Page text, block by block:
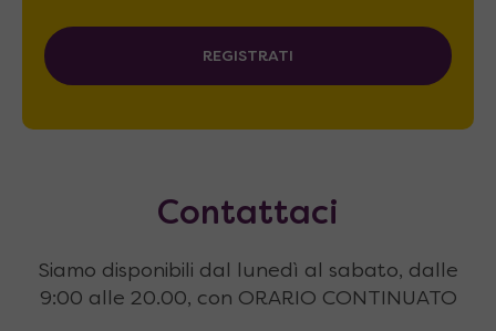
REGISTRATI
Contattaci
Siamo disponibili dal lunedì al sabato, dalle
9:00 alle 20.00, con ORARIO CONTINUATO